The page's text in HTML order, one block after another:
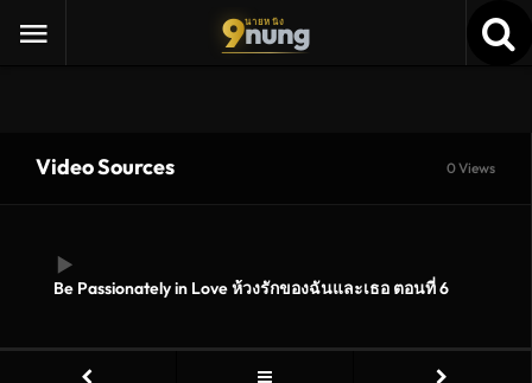
9นายหนัง
nung
Video Sources 0 Views
Be Passionately in Love ห้วงรักของฉันและเธอ ตอนที่ 6